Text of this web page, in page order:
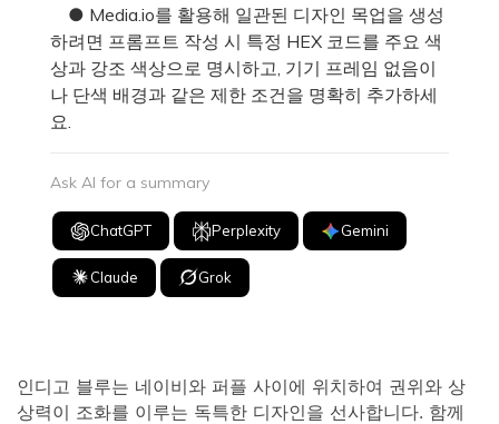
● Media.io를 활용해 일관된 디자인 목업을 생성
하려면 프롬프트 작성 시 특정 HEX 코드를 주요 색
상과 강조 색상으로 명시하고, 기기 프레임 없음이
나 단색 배경과 같은 제한 조건을 명확히 추가하세
요.
Ask AI for a summary
ChatGPT Perplexity Gemini
Claude Grok
인디고 블루는 네이비와 퍼플 사이에 위치하여 권위와 상
상력이 조화를 이루는 독특한 디자인을 선사합니다. 함께